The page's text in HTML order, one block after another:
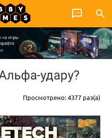
удару?
Просмотрено: 4377 раз(а)